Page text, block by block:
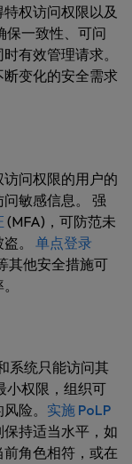
权访问权限以及
保一致性、可问
有效管理请求。
变化的安全需求
问权限的用户的
敏感信息。 强
(MFA)，可防范未
。 单点登录
其他安全措施可
系统只能访问其
小权限，组织可
险。 实施 PoLP
持适当水平，如
角色相符，或在